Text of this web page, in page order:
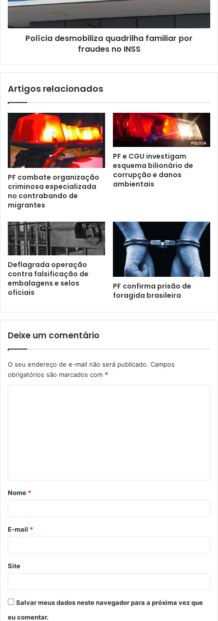
l
Polícia desmobiliza quadrilha familiar por
fraudes no INSS
Artigos relacionados
PF combate organização
criminosa especializada
no contrabando de
migrantes
PF e CGU investigam
esquema bilionário de
corrupção e danos
ambientais
Deflagrada operação
contra falsificação de
embalagens e selos
oficiais
PF confirma prisão de
foragida brasileira
Deixe um comentário
O seu endereço de e-mail não será publicado. Campos
obrigatórios são marcados com *
Nome *
E-mail *
Site
Salvar meus dados neste navegador para a próxima vez que
eu comentar.